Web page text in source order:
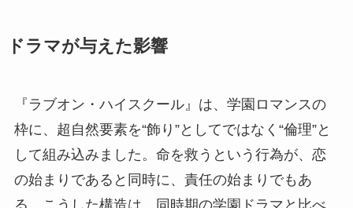
ドラマが与えた影響
『ラブオン・ハイスクール』は、学園ロマンスの
枠に、超自然要素を“飾り”としてではなく“倫理”と
して組み込みました。命を救うという行為が、恋
の始まりであると同時に、責任の始まりでもあ